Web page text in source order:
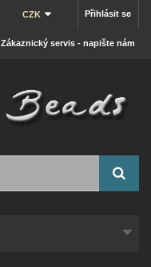
Přihlásit se
CZK
Zákaznický servis - napište nám